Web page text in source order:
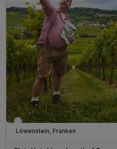
Verfügbar bis Dezember
Löwenstein, Franken